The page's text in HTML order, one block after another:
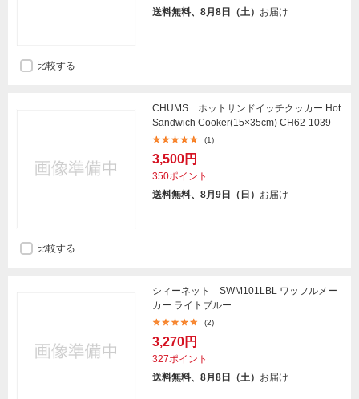
送料無料、8月8日（土） お届け
比較する
CHUMS ホットサンドイッチクッカー Hot
Sandwich Cooker(15×35cm) CH62-1039
(1)
3,500円
350ポイント
送料無料、8月9日（日） お届け
比較する
シィーネット SWM101LBL ワッフルメー
カー ライトブルー
(2)
3,270円
327ポイント
送料無料、8月8日（土） お届け